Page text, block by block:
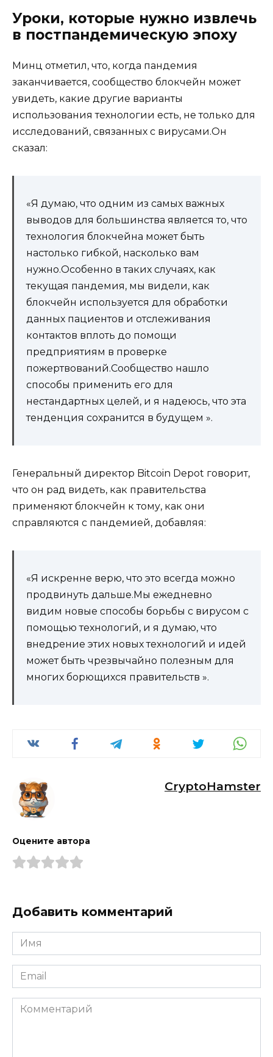
Уроки, которые нужно извлечь
в постпандемическую эпоху
Минц отметил, что, когда пандемия
заканчивается, сообщество блокчейн может
увидеть, какие другие варианты
использования технологии есть, не только для
исследований, связанных с вирусами.Он
сказал:
«Я думаю, что одним из самых важных
выводов для большинства является то, что
технология блокчейна может быть
настолько гибкой, насколько вам
нужно.Особенно в таких случаях, как
текущая пандемия, мы видели, как
блокчейн используется для обработки
данных пациентов и отслеживания
контактов вплоть до помощи
предприятиям в проверке
пожертвований.Сообщество нашло
способы применить его для
нестандартных целей, и я надеюсь, что эта
тенденция сохранится в будущем ».
Генеральный директор Bitcoin Depot говорит,
что он рад видеть, как правительства
применяют блокчейн к тому, как они
справляются с пандемией, добавляя:
«Я искренне верю, что это всегда можно
продвинуть дальше.Мы ежедневно
видим новые способы борьбы с вирусом с
помощью технологий, и я думаю, что
внедрение этих новых технологий и идей
может быть чрезвычайно полезным для
многих борющихся правительств ».
CryptoHamster
Оцените автора
Добавить комментарий
Имя
*
Email
*
Комментарий